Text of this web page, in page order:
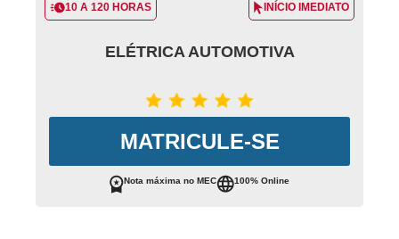
10 A 120 HORAS INÍCIO IMEDIATO
ELÉTRICA AUTOMOTIVA
MATRICULE-SE
Nota máxima no MEC 100% Online